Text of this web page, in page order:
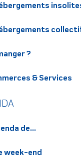
?
& Services
de...
week-end
Perceval –
concernant
de
nous